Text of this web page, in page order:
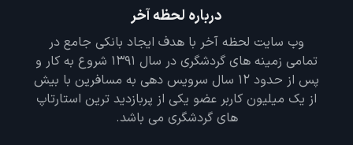
درباره لحظه آخر
وب سایت لحظه آخر با هدف ایجاد بانکی جامع در
تمامی زمینه های گردشگری در سال 1391 شروع به کار و
پس از حدود 12 سال سرویس دهی به مسافرین با بیش
از یک میلیون کاربر عضو یکی از پربازدید ترین استارتاپ
های گردشگری می باشد.